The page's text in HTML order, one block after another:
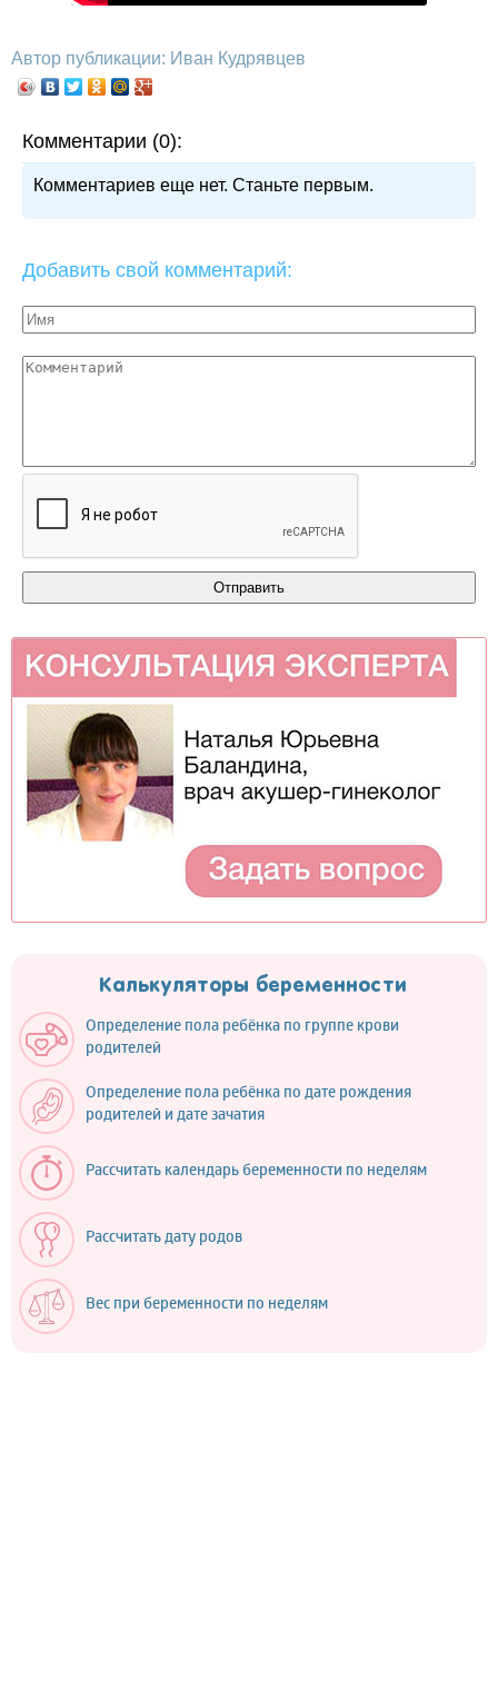
Автор публикации: Иван Кудрявцев
Комментарии (0):
Комментариев еще нет. Станьте первым.
Добавить свой комментарий:
Калькуляторы беременности
Определение пола ребёнка по группе крови
родителей
Определение пола ребёнка по дате рождения
родителей и дате зачатия
Рассчитать календарь беременности по неделям
Рассчитать дату родов
Вес при беременности по неделям